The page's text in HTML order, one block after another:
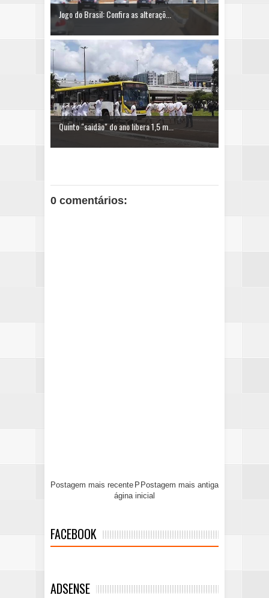
Jogo do Brasil: Confira as alteraçõ...
Quinto "saidão" do ano libera 1,5 m...
0 comentários:
Postagem mais recente Postagem mais antiga
P
ágina inicial
FACEBOOK
ADSENSE